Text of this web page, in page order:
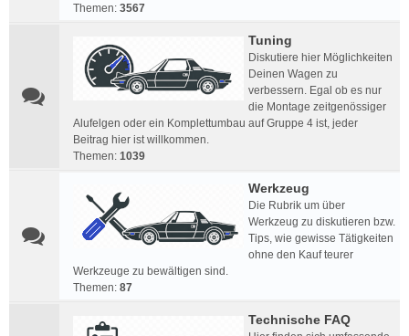
Themen: 3567
Tuning
Diskutiere hier Möglichkeiten
Deinen Wagen zu
verbessern. Egal ob es nur
die Montage zeitgenössiger
Alufelgen oder ein Komplettumbau auf Gruppe 4 ist, jeder
Beitrag hier ist willkommen.
Themen: 1039
Werkzeug
Die Rubrik um über
Werkzeug zu diskutieren bzw.
Tips, wie gewisse Tätigkeiten
ohne den Kauf teurer
Werkzeuge zu bewältigen sind.
Themen: 87
Technische FAQ